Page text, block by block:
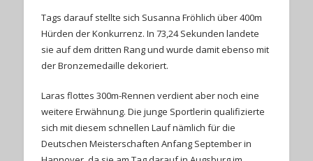
Tags darauf stellte sich Susanna Fröhlich über 400m
Hürden der Konkurrenz. In 73,24 Sekunden landete
sie auf dem dritten Rang und wurde damit ebenso mit
der Bronzemedaille dekoriert.
Laras flottes 300m-Rennen verdient aber noch eine
weitere Erwähnung. Die junge Sportlerin qualifizierte
sich mit diesem schnellen Lauf nämlich für die
Deutschen Meisterschaften Anfang September in